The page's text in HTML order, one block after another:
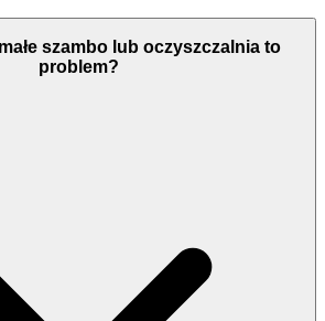
szambo lub oczyszczalnia to
problem?